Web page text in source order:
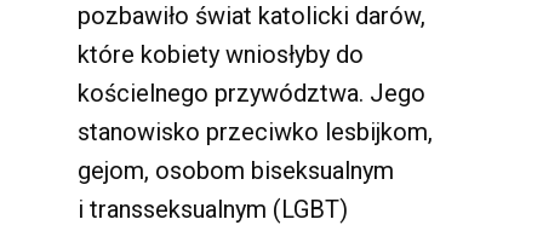
pozbawiło świat katolicki darów,
które kobiety wniosłyby do
kościelnego przywództwa. Jego
stanowisko przeciwko lesbijkom,
gejom, osobom biseksualnym
i transseksualnym (LGBT)